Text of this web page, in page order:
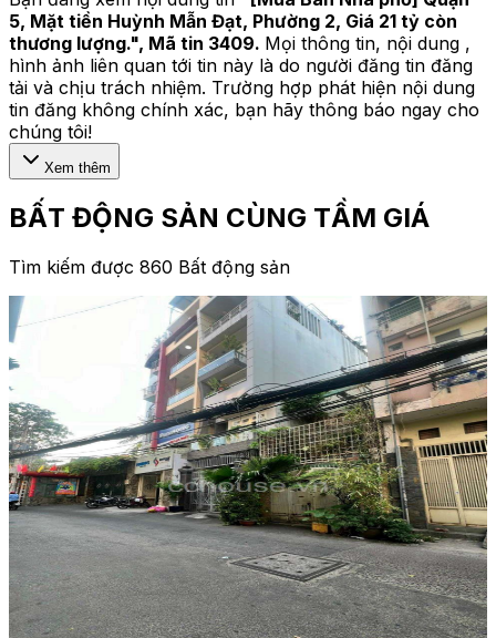
5, Mặt tiền Huỳnh Mẫn Đạt, Phường 2, Giá 21 tỷ còn
thương lượng.", Mã tin 3409. Mọi thông tin, nội dung ,
hình ảnh liên quan tới tin này là do người đăng tin đăng
tải và chịu trách nhiệm. Trường hợp phát hiện nội dung
tin đăng không chính xác, bạn hãy thông báo ngay cho
chúng tôi!
Xem thêm
BẤT ĐỘNG SẢN CÙNG TẦM GIÁ
Tìm kiếm được 860 Bất động sản